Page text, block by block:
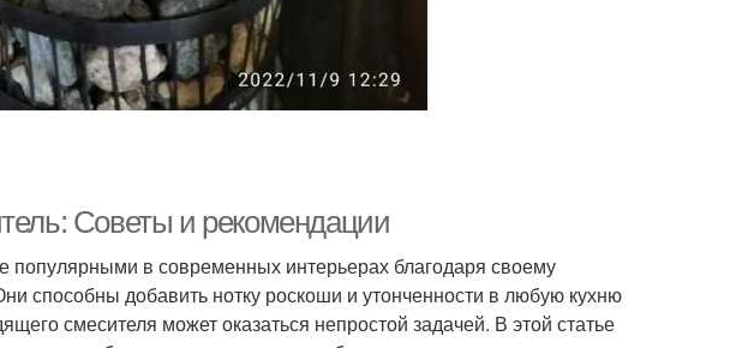
Советы и рекомендации
популярными в современных интерьерах благодаря своему
способны добавить нотку роскоши и утонченности в любую кухню
смесителя может оказаться непростой задачей. В этой статье